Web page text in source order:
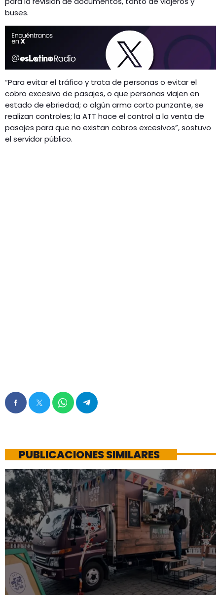
buses.
“Para evitar el tráfico y trata de personas o evitar el
cobro excesivo de pasajes, o que personas viajen en
estado de ebriedad; o algún arma corto punzante, se
realizan controles; la ATT hace el control a la venta de
pasajes para que no existan cobros excesivos”, sostuvo
el servidor público.
PUBLICACIONES SIMILARES